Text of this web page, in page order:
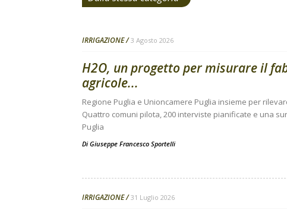
IRRIGAZIONE 3 Agosto 2026
H2O, un progetto per misurare il
agricole...
Regione Puglia e Unioncamere Puglia insieme per
Quattro comuni pilota, 200 interviste pianificate e una
Puglia
Di Giuseppe Francesco Sportelli
IRRIGAZIONE 31 Luglio 2026